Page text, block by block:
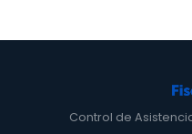
Control de